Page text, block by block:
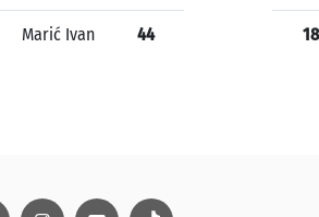
Marić Ivan 44 18